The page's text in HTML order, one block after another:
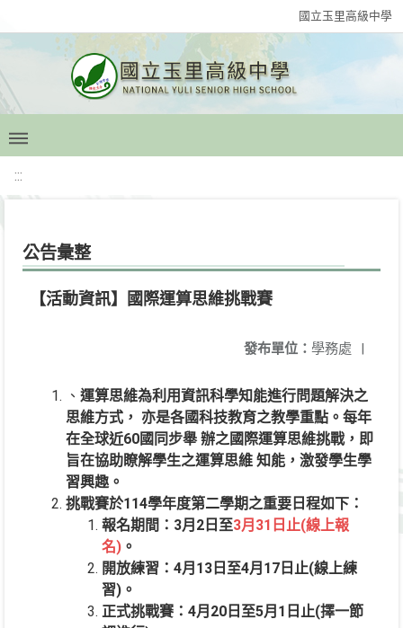
國立玉里高級中學
:::
公告彙整
【活動資訊】國際運算思維挑戰賽
發布單位： 學務處 |
、 運算思維為利用資訊科學知能進行問題解決之
思維方式， 亦是各國科技教育之教學重點。每年
在全球近60國同步舉 辦之國際運算思維挑戰，即
旨在協助瞭解學生之運算思維 知能，激發學生學
習興趣。
挑戰賽於114學年度第二學期之重要日程如下：
報名期間：3月2日至3月31日止(線上報
名) 。
開放練習：4月13日至4月17日止(線上練
習)。
正式挑戰賽：4月20日至5月1日止(擇一節